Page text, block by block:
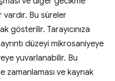
vardır. Bu süreler
gösterilir. Tarayıcınıza
düzeyi mikrosaniyeye
yuvarlanabilir. Bu
zamanlaması ve kaynak